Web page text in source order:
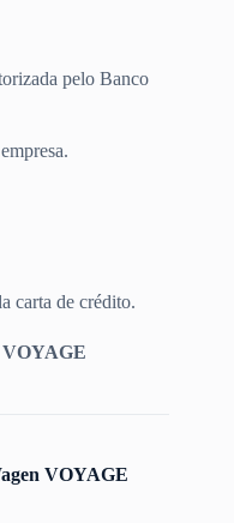
pelo Banco
carta de crédito.
VOYAGE
VOYAGE